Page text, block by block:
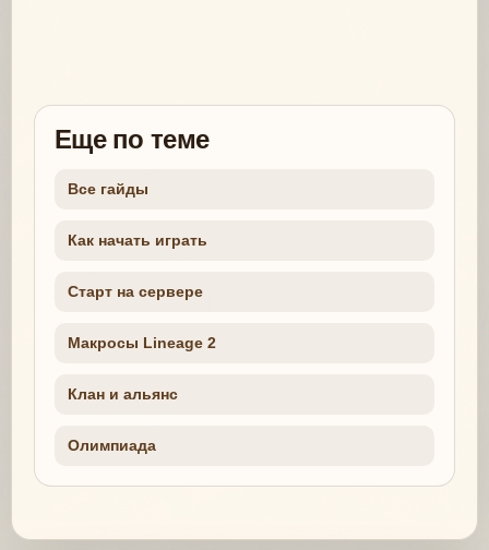
Еще по теме
Все гайды
Как начать играть
Старт на сервере
Макросы Lineage 2
Клан и альянс
Олимпиада